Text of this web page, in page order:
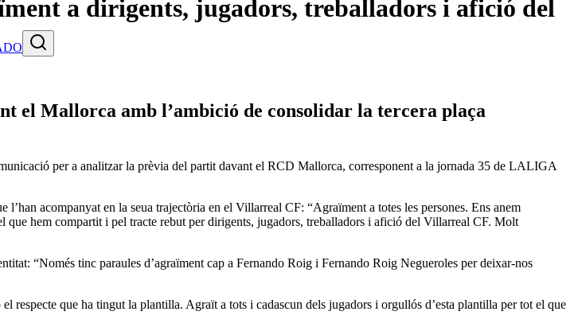
a dirigents, jugadors, treballadors i afició del
el Mallorca amb l’ambició de consolidar la tercera plaça
per a analitzar la prèvia del partit davant el RCD Mallorca, corresponent a la jornada 35 de LALIGA
acompanyat en la seua trajectòria en el Villarreal CF: “Agraïment a totes les persones. Ens anem
que hem compartit i pel tracte rebut per dirigents, jugadors, treballadors i afició del Villarreal CF. Molt
“Només tinc paraules d’agraïment cap a Fernando Roig i Fernando Roig Negueroles per deixar-nos
respecte que ha tingut la plantilla. Agraït a tots i cadascun dels jugadors i orgullós d’esta plantilla per tot el que